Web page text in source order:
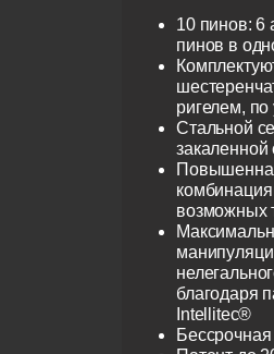
10 пинов: 6
пинов в
ригелем,
Стальной
закаленной
возможных
благодаря
Intellitec®